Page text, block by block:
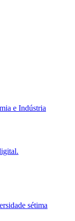
e Indústria